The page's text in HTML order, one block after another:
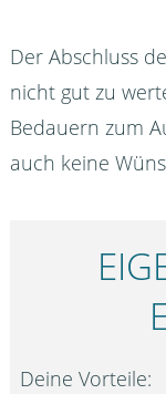
Der Abschluss
nicht gut zu
Bedauern zum
auch keine
Deine Vorteile: